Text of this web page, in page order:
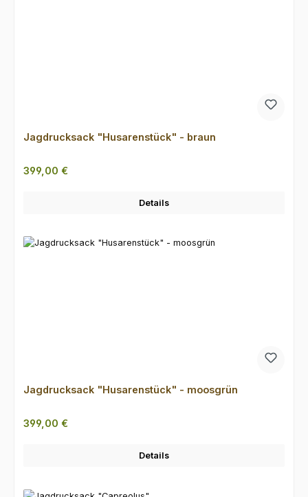
Jagdrucksack "Husarenstück" - braun
Regulärer Preis:
399,00 €
Details
Jagdrucksack "Husarenstück" - moosgrün
Regulärer Preis:
399,00 €
Details